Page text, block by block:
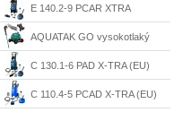
vysokotlaký čistič Nilfisk Alto
E 140.2-9 PCAR XTRA
vysokotlaký čistč Nilfisk
AQUATAK GO vysokotlaký
čistič Bosch
C 130.1-6 PAD X-TRA (EU)
vysokotlaký čistič Nilfisk Alto
C 110.4-5 PCAD X-TRA (EU)